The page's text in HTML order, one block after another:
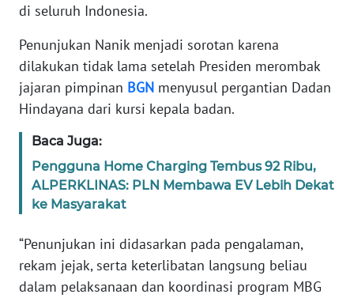
di seluruh Indonesia.
Penunjukan Nanik menjadi sorotan karena
dilakukan tidak lama setelah Presiden merombak
jajaran pimpinan BGN menyusul pergantian Dadan
Hindayana dari kursi kepala badan.
Baca Juga:
Pengguna Home Charging Tembus 92 Ribu,
ALPERKLINAS: PLN Membawa EV Lebih Dekat
ke Masyarakat
“Penunjukan ini didasarkan pada pengalaman,
rekam jejak, serta keterlibatan langsung beliau
dalam pelaksanaan dan koordinasi program MBG
IKLAN
TENTANG
KAMI
PEDOMAN
SIBER
REDAKSI
DISCLAIMER